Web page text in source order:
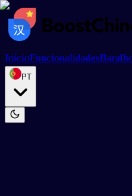
InícioFuncionalidades
PT